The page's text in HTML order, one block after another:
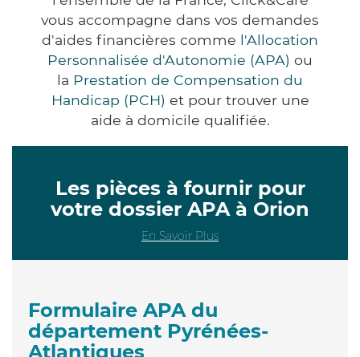
vous accompagne dans vos demandes
d'aides financières comme l'Allocation
Personnalisée d'Autonomie (APA) ou
la Prestation de Compensation du
Handicap (PCH) et pour trouver une
aide à domicile qualifiée.
Les pièces à fournir pour
votre dossier APA à Orion
En Savoir Plus
Formulaire APA du
département Pyrénées-
Atlantiques